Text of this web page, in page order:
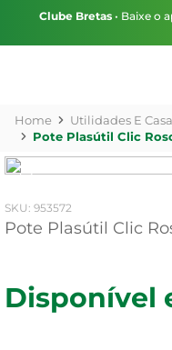
Clube Bretas • Baixe o
Utilidades E Casa
Pote Plasútil Clic
: 953572
Pote Plasútil Clic
Disponível